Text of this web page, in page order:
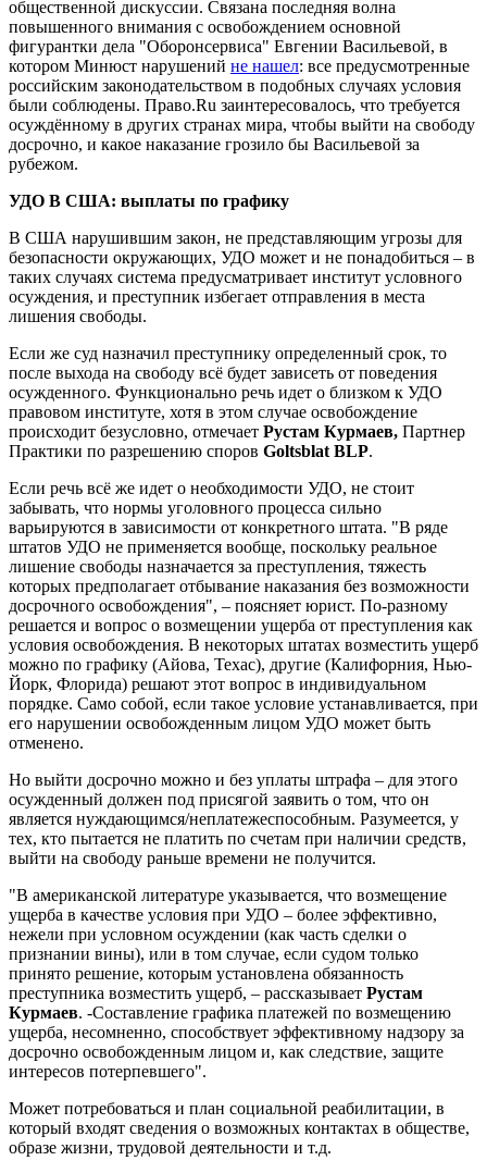
общественной дискуссии. Связана последняя волна
повышенного внимания с освобождением основной
фигурантки дела "Оборонсервиса" Евгении Васильевой, в
котором Минюст нарушений не нашел: все предусмотренные
российским законодательством в подобных случаях условия
были соблюдены. Право.Ru заинтересовалось, что требуется
осуждённому в других странах мира, чтобы выйти на свободу
досрочно, и какое наказание грозило бы Васильевой за
рубежом.
УДО В США: выплаты по графику
В США нарушившим закон, не представляющим угрозы для
безопасности окружающих, УДО может и не понадобиться – в
таких случаях система предусматривает институт условного
осуждения, и преступник избегает отправления в места
лишения свободы.
Если же суд назначил преступнику определенный срок, то
после выхода на свободу всё будет зависеть от поведения
осужденного. Функционально речь идет о близком к УДО
правовом институте, хотя в этом случае освобождение
происходит безусловно, отмечает Рустам Курмаев, Партнер
Практики по разрешению споров Goltsblat BLP.
Если речь всё же идет о необходимости УДО, не стоит
забывать, что нормы уголовного процесса сильно
варьируются в зависимости от конкретного штата. "В ряде
штатов УДО не применяется вообще, поскольку реальное
лишение свободы назначается за преступления, тяжесть
которых предполагает отбывание наказания без возможности
досрочного освобождения", – поясняет юрист. По-разному
решается и вопрос о возмещении ущерба от преступления как
условия освобождения. В некоторых штатах возместить ущерб
можно по графику (Айова, Техас), другие (Калифорния, Нью-
Йорк, Флорида) решают этот вопрос в индивидуальном
порядке. Само собой, если такое условие устанавливается, при
его нарушении освобожденным лицом УДО может быть
отменено.
Но выйти досрочно можно и без уплаты штрафа – для этого
осужденный должен под присягой заявить о том, что он
является нуждающимся/неплатежеспособным. Разумеется, у
тех, кто пытается не платить по счетам при наличии средств,
выйти на свободу раньше времени не получится.
"В американской литературе указывается, что возмещение
ущерба в качестве условия при УДО – более эффективно,
нежели при условном осуждении (как часть сделки о
признании вины), или в том случае, если судом только
принято решение, которым установлена обязанность
преступника возместить ущерб, – рассказывает Рустам
Курмаев. -Составление графика платежей по возмещению
ущерба, несомненно, способствует эффективному надзору за
досрочно освобожденным лицом и, как следствие, защите
интересов потерпевшего".
Может потребоваться и план социальной реабилитации, в
который входят сведения о возможных контактах в обществе,
образе жизни, трудовой деятельности и т.д.